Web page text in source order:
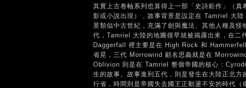
其實上古卷軸系列也算得上一部「史詩鉅作」（真
影或小說出現），故事背景是設定在 Tamriel 大陸
景類似中古世紀，充滿了劍與魔法、其他人種及怪
代，Tamriel 大陸的地圖很早就被揭露出來，在二
Daggerfall 裡主要是在 High Rock 和
省晃，三代 Morrowind 顧名思義就是在
Oblivion 則是在 Tamriel 整個帝國的核心：
生的故事。故事進到五代，則是發生在大陸正北方
行省，時間則是帝國失去國王正動盪不安的時代（